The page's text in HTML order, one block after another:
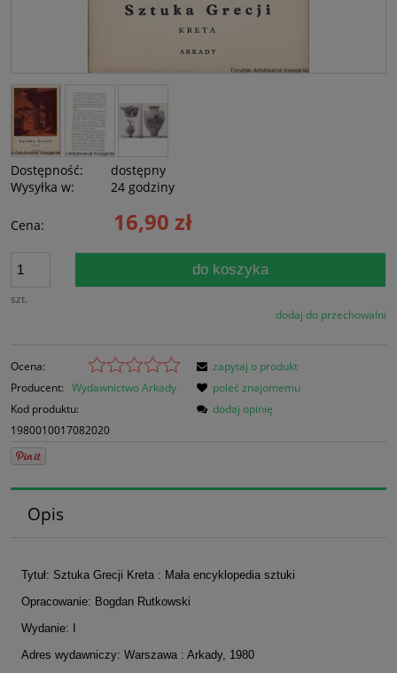
Dostępność:
dostępny
Wysyłka w:
24 godziny
Cena: 16,90 zł
szt.
do koszyka
dodaj do przechowalni
Ocena:
Producent: Wydawnictwo Arkady
Kod produktu:
1980010017082020
zapytaj o produkt
poleć znajomemu
dodaj opinię
Opis
Tytuł: Sztuka Grecji Kreta : Mała encyklopedia sztuki
Opracowanie: Bogdan Rutkowski
Wydanie: I
Adres wydawniczy: Warszawa : Arkady, 1980